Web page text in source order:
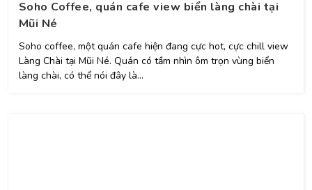
Soho Coffee, quán cafe view biển làng chài tại
Mũi Né
Soho coffee, một quán cafe hiện đang cực hot, cực chill view
Làng Chài tại Mũi Né. Quán có tầm nhìn ôm trọn vùng biển
làng chài, có thể nói đây là...